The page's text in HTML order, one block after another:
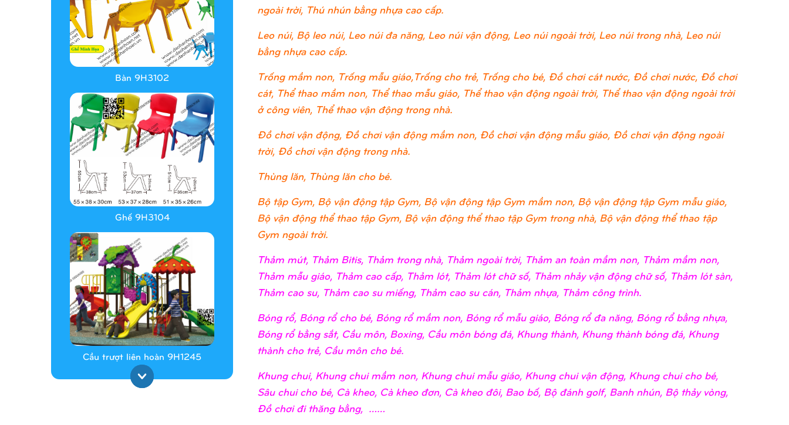
Bàn 9H3102
Ghế 9H3104
Cầu trượt liên hoàn 9H1245
ngoài trời, Thú nhún bằng nhựa cao cấp.
Leo núi, Bộ leo núi, Leo núi đa năng, Leo núi vận động, Leo núi ngoài trời, Leo núi trong nhà, Leo núi
bằng nhựa cao cấp.
Trống mầm non, Trống mẫu giáo,Trống cho trẻ, Trống cho bé, Đồ chơi cát nước, Đồ chơi nước, Đồ chơi
cát, Thể thao mầm non, Thể thao mẫu giáo, Thể thao vận động ngoài trời, Thể thao vận động ngoài trời
ở công viên, Thể thao vận động trong nhà.
Đồ chơi vận động, Đồ chơi vận động mầm non, Đồ chơi vận động mẫu giáo, Đồ chơi vận động ngoài
trời, Đồ chơi vận động trong nhà.
Thùng lăn, Thùng lăn cho bé.
Bộ tập Gym, Bộ vận động tập Gym, Bộ vận động tập Gym mầm non, Bộ vận động tập Gym mẫu giáo,
Bộ vận động thể thao tập Gym, Bộ vận động thể thao tập Gym trong nhà, Bộ vận động thể thao tập
Gym ngoài trời.
Thảm mút, Thảm Bitis, Thảm trong nhà, Thảm ngoài trời, Thảm an toàn mầm non, Thảm mầm non,
Thảm mẫu giáo, Thảm cao cấp, Thảm lót, Thảm lót chữ số, Thảm nhảy vận động chữ số, Thảm lót sàn,
Thảm cao su, Thảm cao su miếng, Thảm cao su cán, Thảm nhựa, Thảm công trình.
Bóng rổ, Bóng rổ cho bé, Bóng rổ mầm non, Bóng rổ mẫu giáo, Bóng rổ đa năng, Bóng rổ bằng nhựa,
Bóng rổ bằng sắt, Cầu môn, Boxing, Cầu môn bóng đá, Khung thành, Khung thành bóng đá, Khung
thành cho trẻ, Cầu môn cho bé.
Khung chui, Khung chui mầm non, Khung chui mẫu giáo, Khung chui vận động, Khung chui cho bé,
Sâu chui cho bé, Cà kheo, Cà kheo đơn, Cà kheo đôi, Bao bố, Bộ đánh golf, Banh nhún, Bộ thảy vòng,
Đồ chơi đi thăng bằng, ……